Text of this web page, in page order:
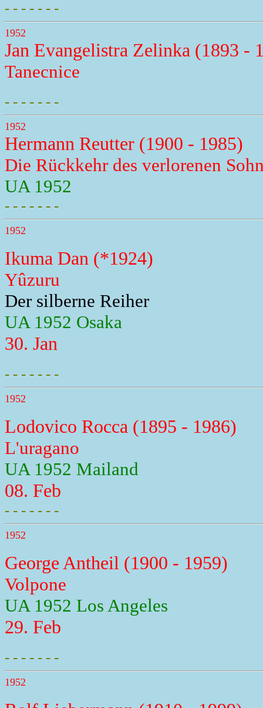
- - - - - - -
1952
Jan Evangelistra Zelinka (1893 -
Tanecnice
- - - - - - -
1952
Hermann Reutter (1900 - 1985)
Die Rückkehr des verlorenen
UA 1952
- - - - - - -
1952
Ikuma Dan (*1924)
Yûzuru
Der silberne Reiher
UA 1952 Osaka
30. Jan
- - - - - - -
1952
Lodovico Rocca (1895 - 1986)
L'uragano
UA 1952 Mailand
08. Feb
- - - - - - -
1952
George Antheil (1900 - 1959)
Volpone
UA 1952 Los Angeles
29. Feb
- - - - - - -
1952